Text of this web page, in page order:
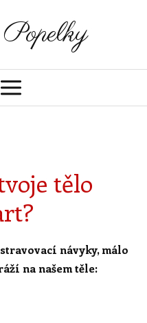
tělo
návyky, málo
na našem těle: